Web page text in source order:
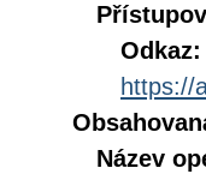
Odkaz:
https://
Název